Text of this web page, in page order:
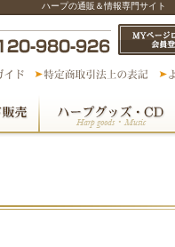
ハープの通販＆情報専門サイト